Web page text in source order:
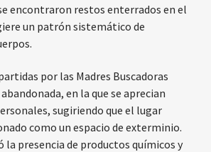
encontraron restos enterrados en el
un patrón sistemático de
por las Madres Buscadoras
en la que se aprecian
sugiriendo que el lugar
como un espacio de exterminio.
la presencia de productos químicos y